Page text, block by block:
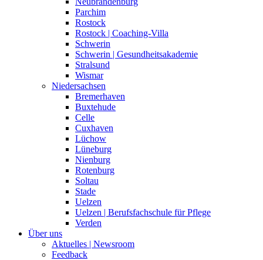
Parchim
Rostock
Rostock | Coaching-Villa
Schwerin
Schwerin | Gesundheitsakademie
Stralsund
Wismar
Niedersachsen
Bremerhaven
Buxtehude
Celle
Cuxhaven
Lüchow
Lüneburg
Nienburg
Rotenburg
Soltau
Stade
Uelzen
Uelzen | Berufsfachschule für Pflege
Verden
Über uns
Aktuelles | Newsroom
Feedback